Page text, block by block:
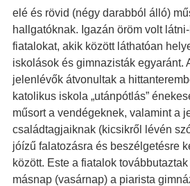
elé és rövid (négy darabból álló)
hallgatóknak. Igazán öröm volt
fiatalokat, akik között láthatóan
iskolások és gimnazisták egyaránt.
jelenlévők átvonultak a
katolikus iskola „utánpótlás”
műsort a vendégeknek, valamint a
családtagjaiknak (kicsikről lévén
jóízű falatozásra és beszélgetésre
között. Este a fiatalok
másnap (vasárnap) a piarista